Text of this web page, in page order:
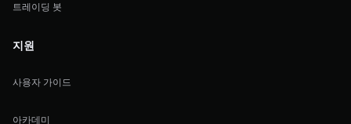
트레이딩 봇
지원
사용자 가이드
아카데미